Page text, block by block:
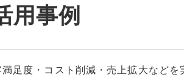
用事例
足度・コスト削減・売上拡大など